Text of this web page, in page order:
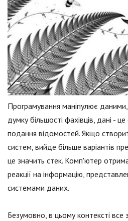
Програмування маніпулює
думку більшості фахівців, дані -
подання відомостей. Якщо
систем, вийде більше варіантів
це значить стек. Комп'ютер
реакції на інформацію,
системами даних.
Безумовно, в цьому контексті все